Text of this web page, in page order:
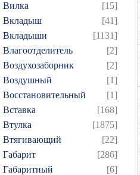
Вилка
[15]
Вкладыш
[41]
Вкладыши
[1131]
Влагоотделитель
[2]
Воздухозаборник
[2]
Воздушный
[1]
Восстановительный
[1]
Вставка
[168]
Втулка
[1875]
Втягивающий
[22]
Габарит
[286]
Габаритный
[6]